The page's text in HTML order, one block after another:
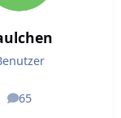
65
Beiträge